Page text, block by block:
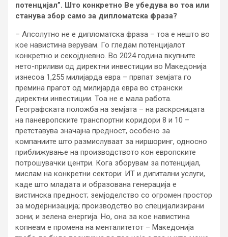
потенцијал”. Што конкретно Ве убедува во тоа или
станува збор само за дипломатска фраза?
– Апсолутно не е дипломатска фраза – тоа е нешто во
кое навистина верувам. Го гледам потенцијалот
конкретно и секојдневно. Во 2024 година вкупните
нето-приливи од директни инвестиции во Македонија
изнесоа 1,255 милијарда евра – првпат земјата го
премина прагот од милијарда евра во странски
директни инвестиции. Тоа не е мала работа.
Географската положба на земјата – на раскрсницата
на паневропските транспортни коридори 8 и 10 –
претставува значајна предност, особено за
компаниите што размислуваат за ниршоринг, односно
приближување на производството кон европските
потрошувачки центри. Кога зборувам за потенцијал,
мислам на конкретни сектори: ИТ и дигитални услуги,
каде што младата и образована генерација е
вистинска предност; земјоделство со огромен простор
за модернизација; производство во специјализирани
зони; и зелена енергија. Но, она за кое навистина
копнеам е промена на менталитетот – Македонија